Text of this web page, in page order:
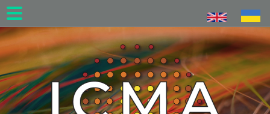
Перейти
до
основного
вмісту